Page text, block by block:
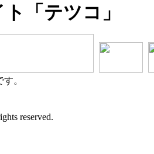
「テツコ」
。
reserved.